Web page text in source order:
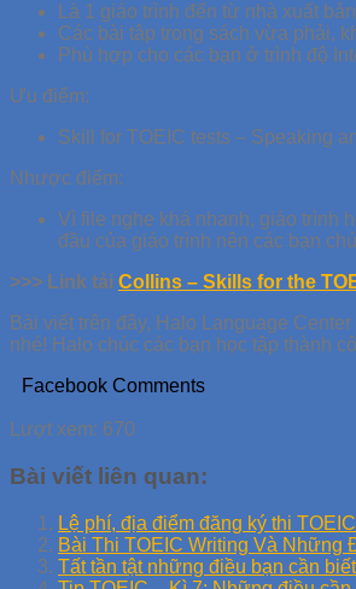
Là 1 giáo trình đến từ nhà xuất
Các bài tập trong sách vừa phải,
Phù hợp cho các bạn ở trình độ
Ưu điểm:
Skill for TOEIC tests – Speaking
Nhược điểm:
Vì file nghe khá nhanh, giáo trình
đầu của giáo trình nên các bạn
>>> Link tải Collins – Skills for the
Bài viết trên đây, Halo Language
nhé! Halo chúc các bạn học tập thành
Facebook Comments
Lượt xem: 670
Bài viết liên quan:
Lệ phí, địa điểm đăng ký thi
Bài Thi TOEIC Writing Và Những
Tất tần tật những điều bạn cần